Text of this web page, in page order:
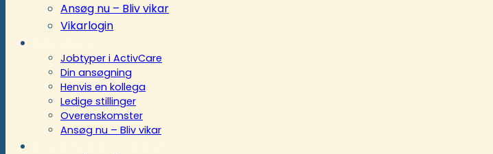
Ansøg nu – Bliv vikar
Vikarlogin
Jobtyper i ActivCare
Din ansøgning
Henvis en kollega
Ledige stillinger
Overenskomster
Ansøg nu – Bliv vikar